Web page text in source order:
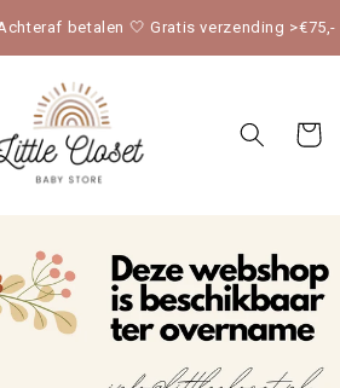
betalen 🤍 Gratis verzending >€75,-